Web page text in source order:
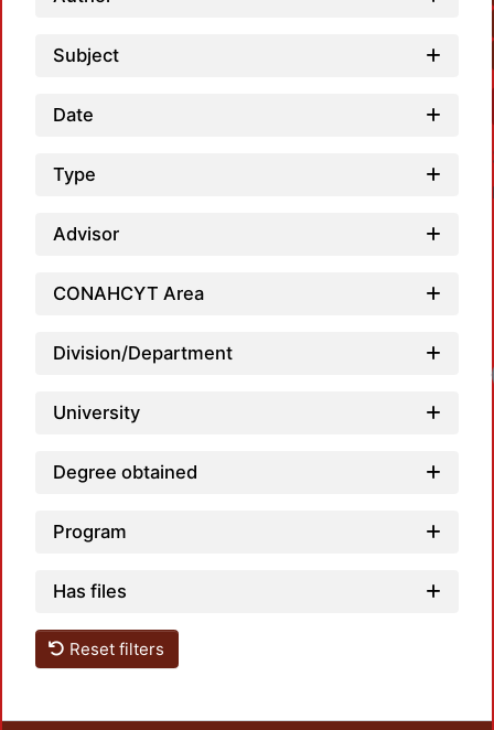
Subject
Date
Type
Advisor
CONAHCYT Area
Division/Department
University
Degree obtained
Program
Has files
Reset filters